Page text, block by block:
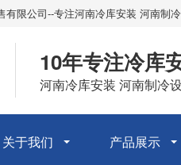
有限公司--专注河南冷库安装 河南制
10年专注冷库
河南冷库安装 河南制冷
关于我们 产品展示